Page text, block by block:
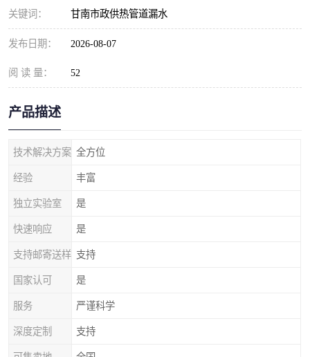
关键词： 甘南市政供热管道漏水
发布日期： 2026-08-07
阅 读 量： 52
产品描述
技术解决方案 全方位
经验 丰富
独立实验室 是
快速响应 是
支持邮寄送样 支持
国家认可 是
服务 严谨科学
深度定制 支持